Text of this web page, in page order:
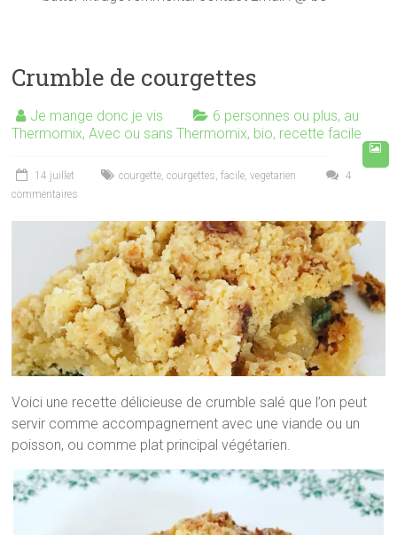
Crumble de courgettes
Je mange donc je vis 6 personnes ou plus, au
Thermomix,Avec ou sans Thermomix, bio, recette facile
14 juillet courgette,courgettes,facile,vegetarien
4
commentaires
Voici une recette délicieuse de crumble salé que l’on peut
servir comme accompagnement avec une viande ou un
poisson, ou comme plat principal végétarien.